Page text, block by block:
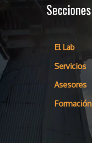
Secciones
El Lab
Servicios
Asesores
Formación